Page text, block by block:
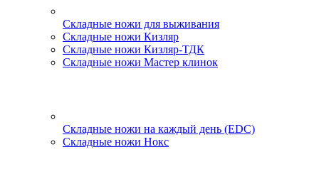
Складные ножи для выживания
Складные ножи Кизляр
Складные ножи Кизляр-ТДК
Складные ножи Мастер клинок
Складные ножи на каждый день (EDC)
Складные ножи Нокс